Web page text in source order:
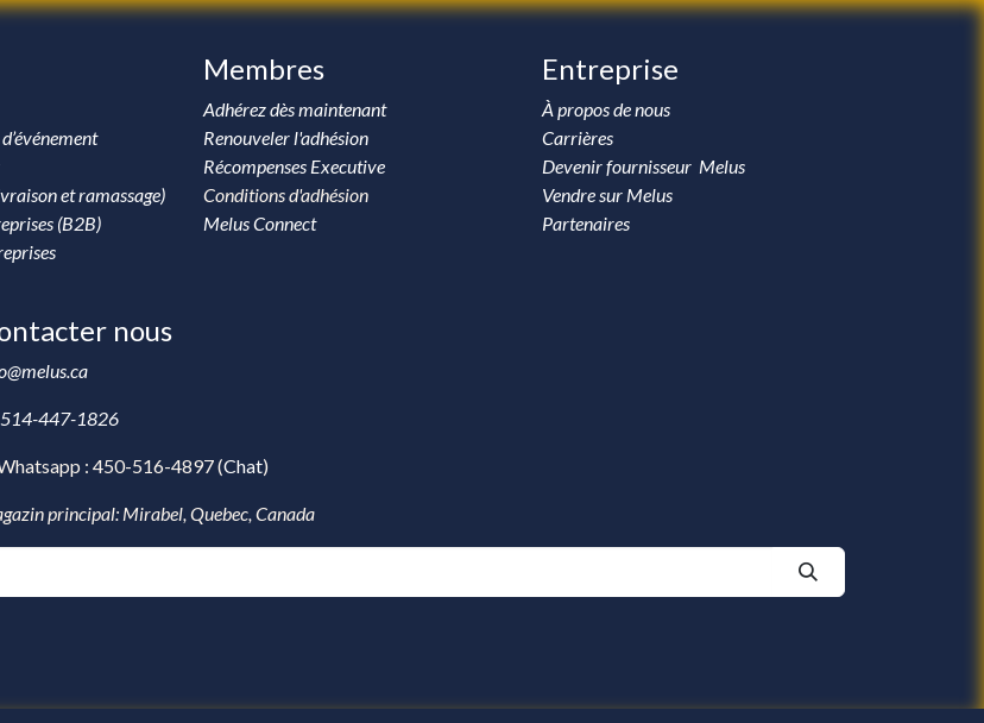
et ramassage)
(B2B)
Membres
Adhérez dès maintenant
Renouveler l'adhésion
Récompenses Executive
Conditions d'adhésion
Melus Connect
Entreprise
À propos de nous
Carrières
Devenir fournisseur Melus
Vendre sur Melus
Partenaires
nous
514-447-1826
: 450-516-4897 (Chat)
principal: Mirabel, Quebec, Canada